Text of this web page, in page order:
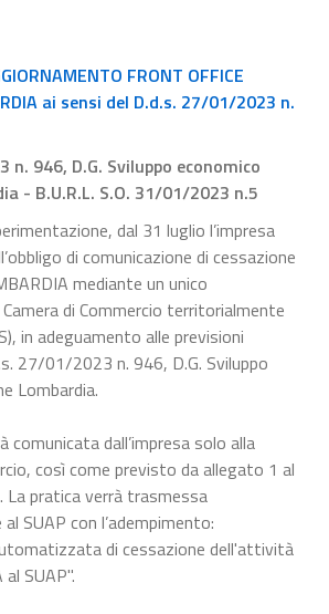
FRONT OFFICE
ai sensi del D.d.s. 27/01/2023 n.
n. 946, D.G. Sviluppo economico
- B.U.R.L. S.O. 31/01/2023 n.5
dal 31 luglio l’impresa
di comunicazione di cessazione
mediante un unico
di Commercio territorialmente
in adeguamento alle previsioni
27/01/2023 n. 946, D.G. Sviluppo
Lombardia.
comunicata dall’impresa solo alla
così come previsto da allegato 1 al
La pratica verrà trasmessa
SUAP con l’adempimento:
di cessazione dell'attività
SUAP".